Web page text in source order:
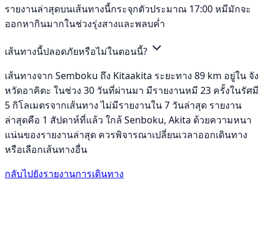
รายงานล่าสุดบนเส้นทางนี้กระจุกตัวประมาณ 17:00 หมีมักจะ
ออกหากินมากในช่วงรุ่งสางและพลบค่ำ
เส้นทางนี้ปลอดภัยหรือไม่ในตอนนี้?
เส้นทางจาก Semboku ถึง Kitaakita ระยะทาง 89 km อยู่ใน จัง
หวัดอาคิตะ ในช่วง 30 วันที่ผ่านมา มีรายงานหมี 23 ครั้งในรัศมี
5 กิโลเมตรจากเส้นทาง ไม่มีรายงานใน 7 วันล่าสุด รายงาน
ล่าสุดคือ 1 สัปดาห์ที่แล้ว ใกล้ Senboku, Akita ด้วยความหนา
แน่นของรายงานล่าสุด ควรพิจารณาเปลี่ยนเวลาออกเดินทาง
หรือเลือกเส้นทางอื่น
กลับไปยังรายงานการเดินทาง